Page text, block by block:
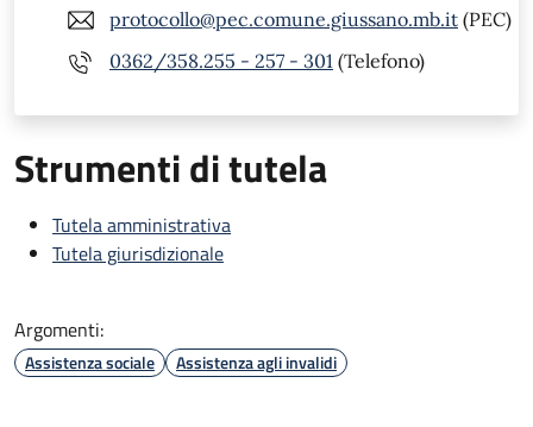
protocollo@pec.comune.giussano.mb.it (PEC)
0362/358.255 - 257 - 301 (Telefono)
Strumenti di tutela
Tutela amministrativa
Tutela giurisdizionale
Argomenti:
Assistenza sociale Assistenza agli invalidi